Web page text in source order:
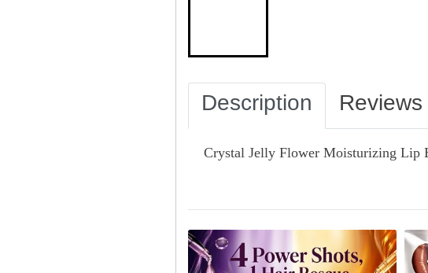
Description Reviews
Crystal Jelly Flower Moisturizing Lip